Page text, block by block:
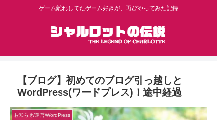
ゲーム離れしてたゲーム好きが、再びやってみた記録
【ブログ】初めてのブログ引っ越しと
WordPress(ワードプレス)！途中経過
お知らせ/運営/WordPress